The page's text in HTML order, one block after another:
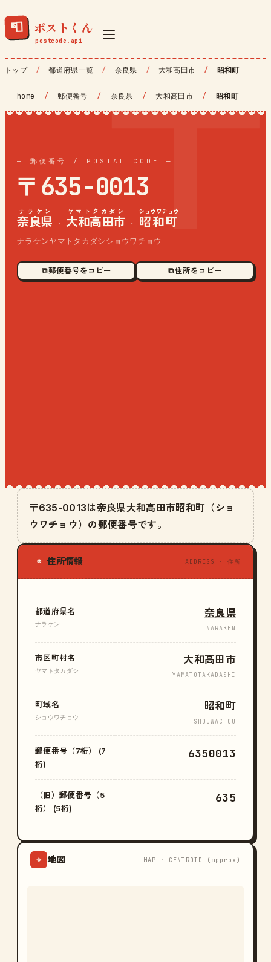
📮 ポストくん
トップ 都道府県一覧 奈良県 大和高田市 昭和町
home / 郵便番号 / 奈良県 / 大和高田市 / 昭和町
— 郵便番号 / POSTAL CODE —
〒635-0013
奈良県
ナラケン
· 大和高田市
ヤマトタカダシ
· 昭和町
ショウワチョウ
ナラケンヤマトタカダシショウワチョウ
⧉ 郵便番号をコピー ⧉ 住所をコピー
〒635-0013は奈良県大和高田市昭和町（ショ
ウワチョウ）の郵便番号です。
◉ 住所情報 ADDRESS · 住所
都道府県名
ナラケン
奈良県
NARAKEN
市区町村名
ヤマトタカダシ
大和高田市
YAMATOTAKADASHI
町域名
ショウワチョウ
昭和町
SHOUWACHOU
郵便番号（7桁） (7
桁)
6350013
（旧）郵便番号（5
桁） (5桁)
635
⌖ 地図 MAP · CENTROID (approx)